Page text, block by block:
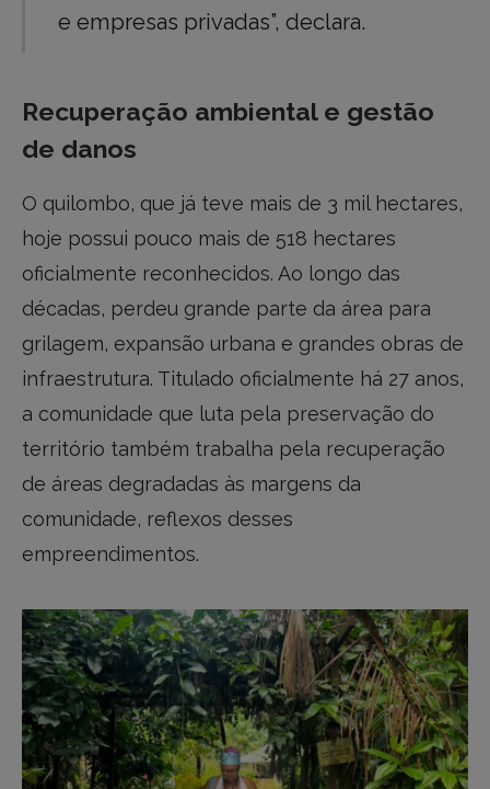
e empresas privadas”, declara.
Recuperação ambiental e gestão
de danos
O quilombo, que já teve mais de 3 mil hectares,
hoje possui pouco mais de 518 hectares
oficialmente reconhecidos. Ao longo das
décadas, perdeu grande parte da área para
grilagem, expansão urbana e grandes obras de
infraestrutura. Titulado oficialmente há 27 anos,
a comunidade que luta pela preservação do
território também trabalha pela recuperação
de áreas degradadas às margens da
comunidade, reflexos desses
empreendimentos.